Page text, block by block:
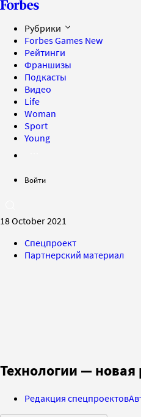
Рубрики
Forbes Games New
Рейтинги
Франшизы
Подкасты
Видео
Life
Woman
Sport
Young
Войти
18 October 2021
Спецпроект
Партнерский материал
Технологии — новая
Редакция спецпроектов